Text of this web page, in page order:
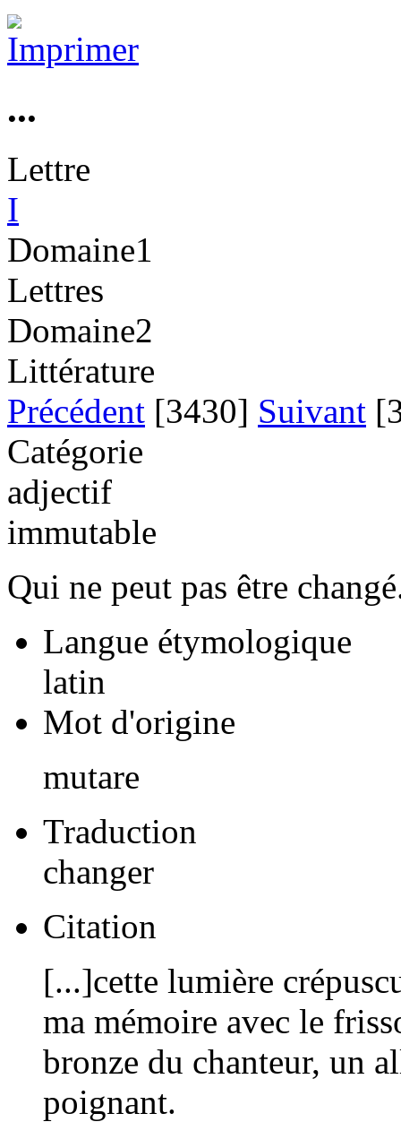
...
Lettre
I
Domaine1
Lettres
Domaine2
Littérature
Précédent [3430] Suivant
Catégorie
adjectif
immutable
Qui ne peut pas être
Langue étymologique
latin
Mot d'origine
mutare
Traduction
changer
Citation
[...]cette lumière
ma mémoire avec le
bronze du chanteur, un
poignant.